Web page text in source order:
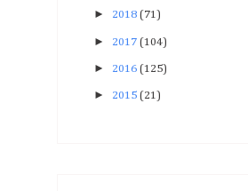
► 2018 (71)
► 2017 (104)
► 2016 (125)
► 2015 (21)